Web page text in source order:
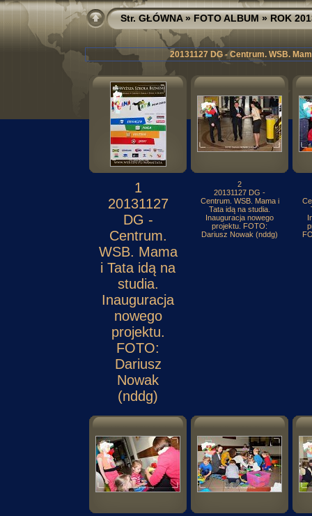
Str. GŁÓWNA»FOTO ALBUM»ROK
20131127 DG - Centrum. WSB.
1
20131127
DG -
Centrum.
WSB. Mama
i Tata idą na
studia.
Inauguracja
nowego
projektu.
FOTO:
Dariusz
Nowak
(nddg)
2
20131127 DG -
Centrum. WSB. Mama i
Tata idą na studia.
Inauguracja nowego
projektu. FOTO:
Dariusz Nowak (nddg)